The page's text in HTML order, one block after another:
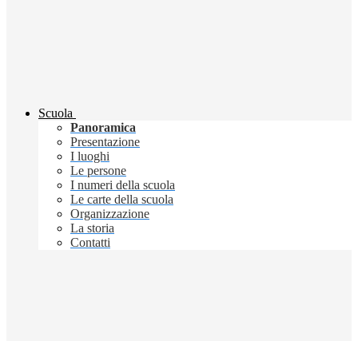
Scuola
Panoramica
Presentazione
I luoghi
Le persone
I numeri della scuola
Le carte della scuola
Organizzazione
La storia
Contatti